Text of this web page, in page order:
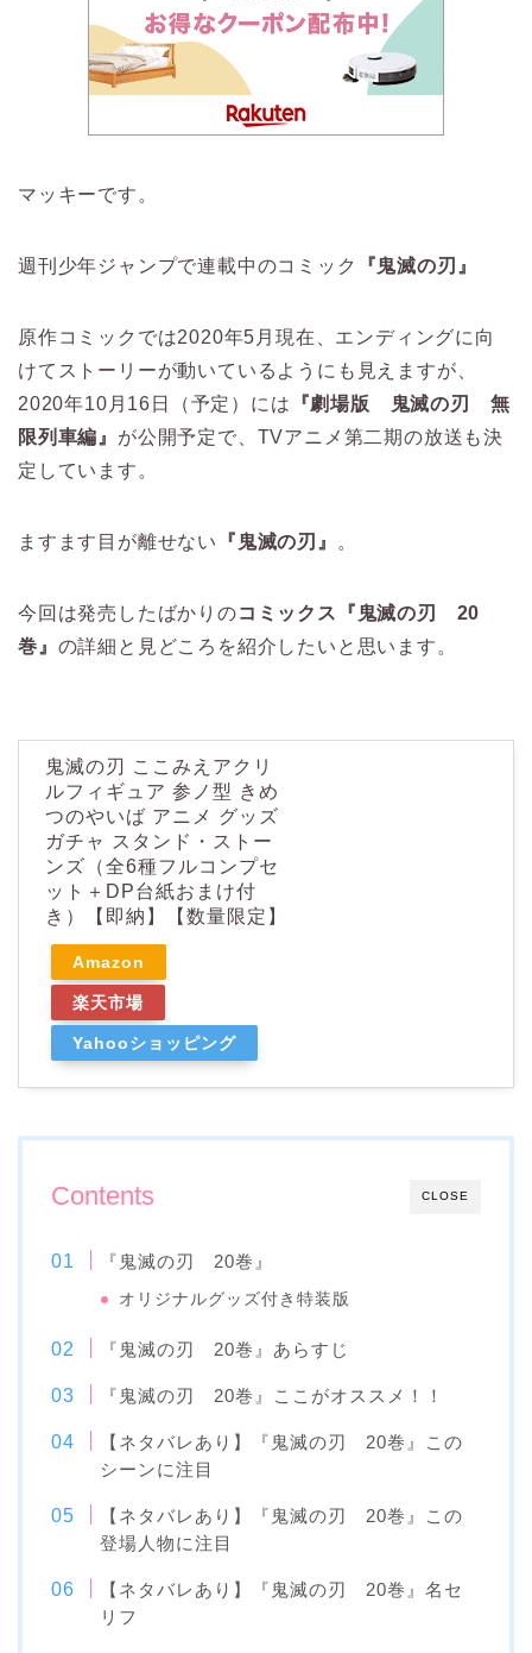
マッキーです。
週刊少年ジャンプで連載中のコミック 『鬼滅の刃』
原作コミックでは2020年5月現在、エンディングに向
けてストーリーが動いているようにも見えますが、
2020年10月16日（予定）には 『劇場版 鬼滅の刃 無
限列車編』 が公開予定で、TVアニメ第二期の放送も決
定しています。
ますます目が離せない 『鬼滅の刃』 。
今回は発売したばかりのコミックス『鬼滅の刃 20
巻』 の詳細と見どころを紹介したいと思います。
鬼滅の刃 ここみえアクリ
ルフィギュア 参ノ型 きめ
つのやいば アニメ グッズ
ガチャ スタンド・ストー
ンズ（全6種フルコンプセ
ット＋DP台紙おまけ付
き）【即納】【数量限定】
Amazon
楽天市場
Yahooショッピング
CLOSE
Contents
『鬼滅の刃 20巻』
オリジナルグッズ付き特装版
『鬼滅の刃 20巻』あらすじ
『鬼滅の刃 20巻』ここがオススメ！！
【ネタバレあり】『鬼滅の刃 20巻』この
シーンに注目
【ネタバレあり】『鬼滅の刃 20巻』この
登場人物に注目
【ネタバレあり】『鬼滅の刃 20巻』名セ
リフ